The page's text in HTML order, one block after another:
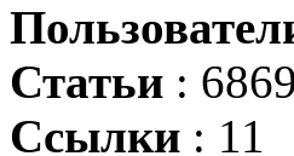
Статьи : 6869
Ссылки : 11